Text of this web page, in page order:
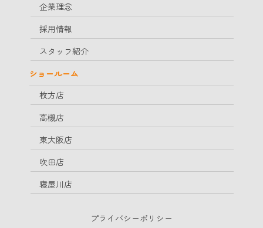
企業理念
採用情報
スタッフ紹介
ショールーム
枚方店
高槻店
東大阪店
吹田店
寝屋川店
プライバシーポリシー